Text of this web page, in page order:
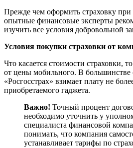
Прежде чем оформить страховку
опытные финансовые эксперты
изучить все условия добровольной
Условия покупки страховки от
Что касается стоимости страховки,
от цены мобильного. В большинстве
«Росгосстрах» взимает плату не
приобретаемого гаджета.
Важно! Точный процент
необходимо уточнить у
специалиста финансовой
понимать, что компания
устанавливает тарифы по